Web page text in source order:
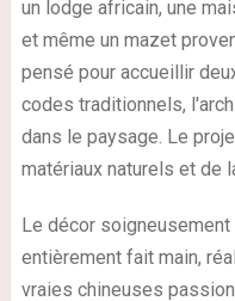
un lodge africain, une
et même un mazet
pensé pour accueillir
codes traditionnels,
dans le paysage. Le
matériaux naturels et de
Le décor
entièrement fait main,
vraies chineuses